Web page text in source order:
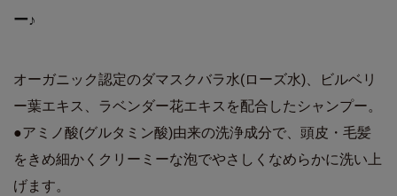
ー♪
オーガニック認定のダマスクバラ水(ローズ水)、ビルベリ
ー葉エキス、ラベンダー花エキスを配合したシャンプー。
●アミノ酸(グルタミン酸)由来の洗浄成分で、頭皮・毛髪
をきめ細かくクリーミーな泡でやさしくなめらかに洗い上
げます。